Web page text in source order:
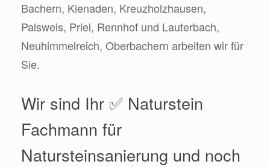
Bachern, Kienaden, Kreuzholzhausen,
Palsweis, Priel, Rennhof und Lauterbach,
Neuhimmelreich, Oberbachern arbeiten wir für
Sie.
Wir sind Ihr ✅ Naturstein
Fachmann für
Natursteinsanierung und noch